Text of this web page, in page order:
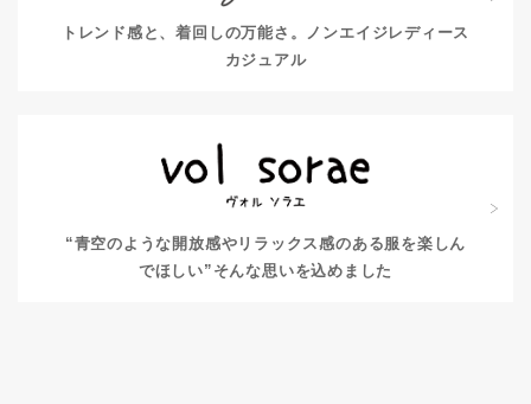
トレンド感と、着回しの万能さ。
ノンエイジレディース
カジュアル
“青空のような開放感やリラックス感のある服を楽しん
でほしい” そんな思いを込めました